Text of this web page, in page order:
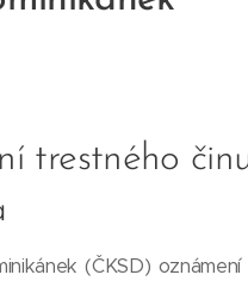
trestného
(ČKSD) oznámení